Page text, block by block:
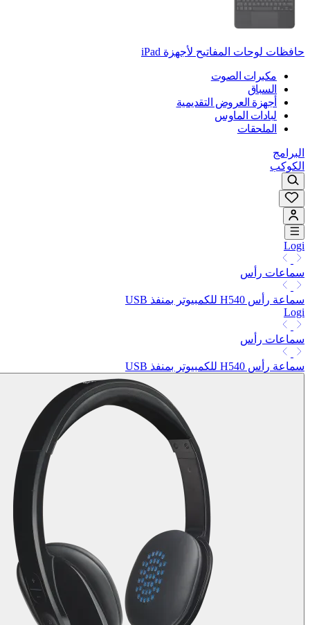
حافظات لوحات المفاتيح لأجهزة ‏iPad
مكبرات الصوت
السباق
أجهزة العروض التقديمية
لبادات الماوس
الملحقات
البرامج
الكوكب
Logi
سماعات رأس
سماعة رأس H540 للكمبيوتر بمنفذ USB
Logi
سماعات رأس
سماعة رأس H540 للكمبيوتر بمنفذ USB